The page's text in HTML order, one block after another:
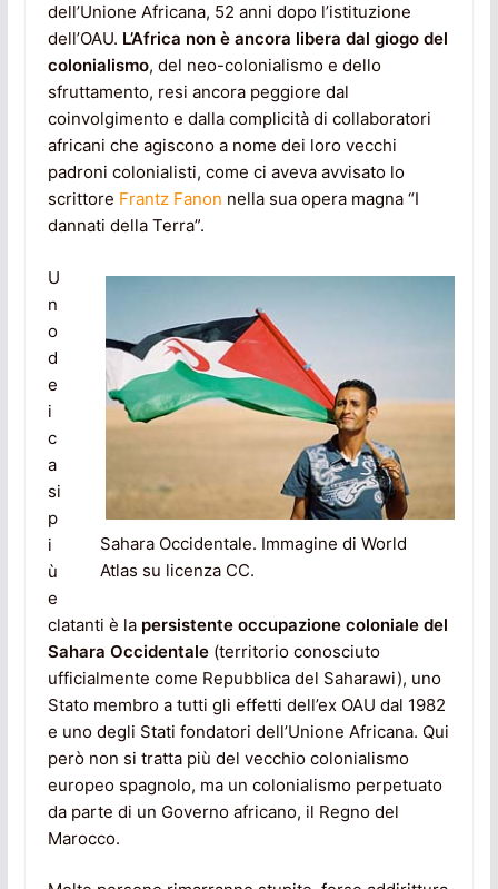
dell’Unione Africana, 52 anni dopo l’istituzione
dell’OAU. L’Africa non è ancora libera dal giogo del
colonialismo, del neo-colonialismo e dello
sfruttamento, resi ancora peggiore dal
coinvolgimento e dalla complicità di collaboratori
africani che agiscono a nome dei loro vecchi
padroni colonialisti, come ci aveva avvisato lo
scrittore Frantz Fanon nella sua opera magna “I
dannati della Terra”.
Sahara Occidentale. Immagine di World
Atlas su licenza CC.
U
n
o
d
e
i
c
a
si
p
i
ù
e
clatanti è la persistente occupazione coloniale del
Sahara Occidentale(territorio conosciuto
ufficialmente come Repubblica del Saharawi), uno
Stato membro a tutti gli effetti dell’ex OAU dal 1982
e uno degli Stati fondatori dell’Unione Africana. Qui
però non si tratta più del vecchio colonialismo
europeo spagnolo, ma un colonialismo perpetuato
da parte di un Governo africano, il Regno del
Marocco.